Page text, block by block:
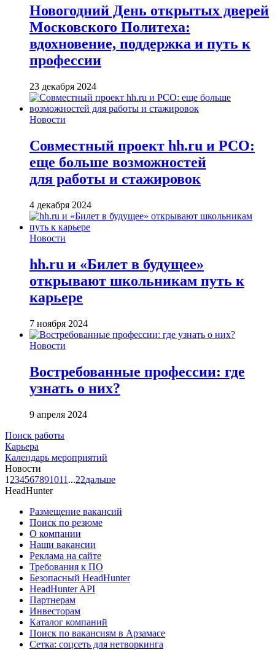
Новогодний День открытых дверей
Московского Политеха:
вдохновение, поддержка и путь к
профессии
23 декабря 2024
Новости
Совместный проект hh.ru и РСО:
еще больше возможностей
для работы и стажировок
4 декабря 2024
Новости
hh.ru и «Билет в будущее»
открывают школьникам путь к
карьере
7 ноября 2024
Новости
Востребованные профессии: где
узнать о них?
9 апреля 2024
Поиск работы
Карьера
Календарь мероприятий
Новости
1 234567891011 ...22дальше
HeadHunter
Размещение вакансий
Поиск по резюме
О компании
Наши вакансии
Реклама на сайте
Требования к ПО
Безопасный HeadHunter
HeadHunter API
Партнерам
Инвесторам
Каталог компаний
Поиск по вакансиям в Арзамасе
Сетка: соцсеть для нетворкинга